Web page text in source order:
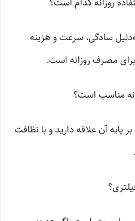
سادگی، سرعت و هزینه
مصرف روزانه است.
پایه آن علاقه دارید و با نظافت